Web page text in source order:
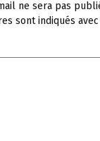
ne sera pas
sont indiqués avec